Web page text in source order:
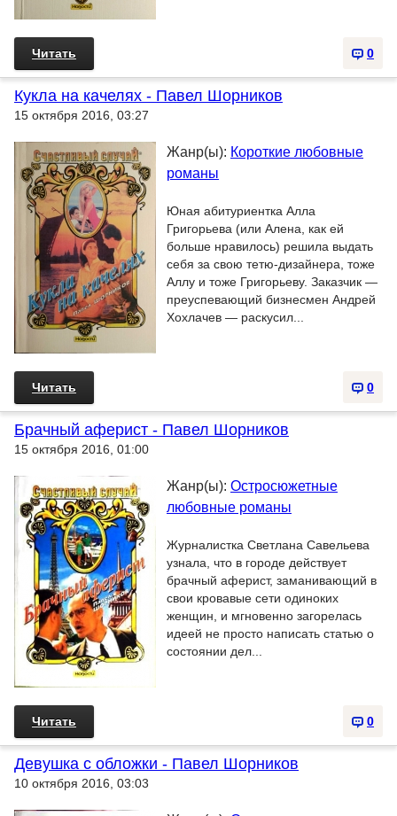
0
Читать
Кукла на качелях - Павел Шорников
15 октября 2016, 03:27
Жанр(ы): Короткие любовные
романы
Юная абитуриентка Алла
Григорьева (или Алена, как ей
больше нравилось) решила выдать
себя за свою тетю-дизайнера, тоже
Аллу и тоже Григорьеву. Заказчик —
преуспевающий бизнесмен Андрей
Хохлачев — раскусил...
0
Читать
Брачный аферист - Павел Шорников
15 октября 2016, 01:00
Жанр(ы): Остросюжетные
любовные романы
Журналистка Светлана Савельева
узнала, что в городе действует
брачный аферист, заманивающий в
свои кровавые сети одиноких
женщин, и мгновенно загорелась
идеей не просто написать статью о
состоянии дел...
0
Читать
Девушка с обложки - Павел Шорников
10 октября 2016, 03:03